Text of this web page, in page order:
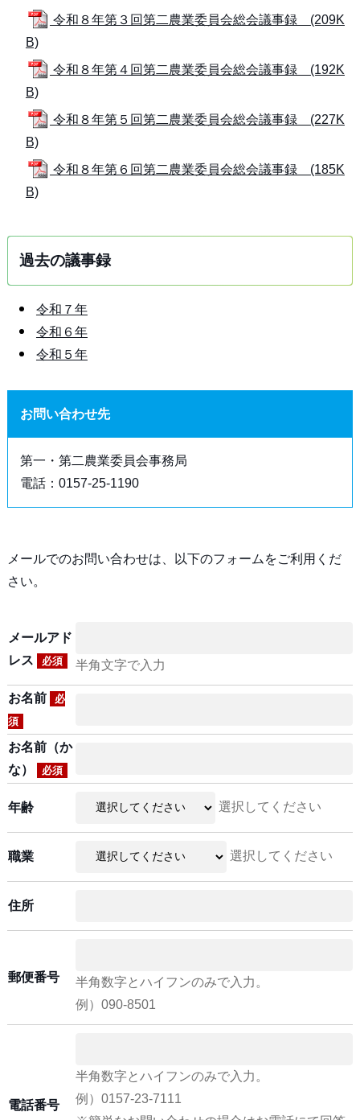
令和８年第３回第二農業委員会総会議事録 (209K
B)
令和８年第４回第二農業委員会総会議事録 (192K
B)
令和８年第５回第二農業委員会総会議事録 (227K
B)
令和８年第６回第二農業委員会総会議事録 (185K
B)
過去の議事録
令和７年
令和６年
令和５年
お問い合わせ先
第一・第二農業委員会事務局
電話：0157-25-1190
メールでのお問い合わせは、以下のフォームをご利用くだ
さい。
メールアド
レス
必須 半角文字で入力
お名前
必
須
お名前（か
な）
必須
年齢 選択してください
職業 選択してください
住所
郵便番号
半角数字とハイフンのみで入力。
例）090-8501
電話番号
半角数字とハイフンのみで入力。
例）0157-23-7111